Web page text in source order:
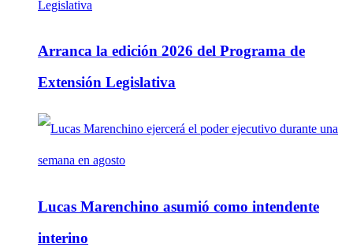
Arranca la edición 2026 del Programa de
Extensión Legislativa
Lucas Marenchino asumió como intendente
interino